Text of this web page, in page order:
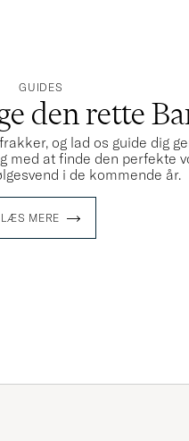
GUIDES
den rette
og lad os guide dig
med at finde den perfekte
i de kommende år.
LÆS MERE